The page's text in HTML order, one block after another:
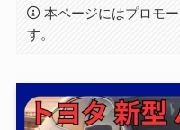
本ページにはプロモ
す。